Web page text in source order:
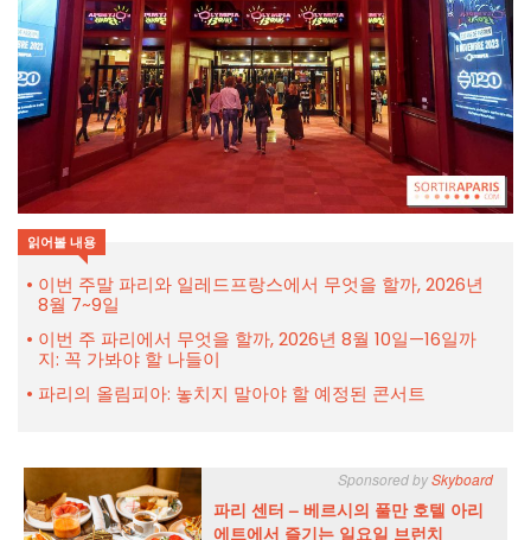
읽어볼 내용
이번 주말 파리와 일레드프랑스에서 무엇을 할까, 2026년
8월 7~9일
이번 주 파리에서 무엇을 할까, 2026년 8월 10일—16일까
지: 꼭 가봐야 할 나들이
파리의 올림피아: 놓치지 말아야 할 예정된 콘서트